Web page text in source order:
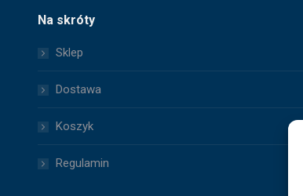
Na skróty
Sklep
Dostawa
Koszyk
Regulamin